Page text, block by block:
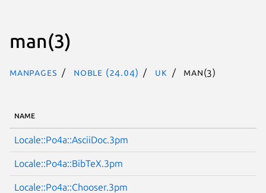
man(3)
Manpages noble (24.04) uk man(3)
NAME
Locale::Po4a::AsciiDoc.3pm
Locale::Po4a::BibTeX.3pm
Locale::Po4a::Chooser.3pm